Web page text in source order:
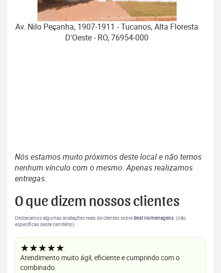
Av. Nilo Peçanha, 1907-1911 - Tucanos, Alta Floresta
D'Oeste - RO, 76954-000
Nós estamos muito próximos deste local e não temos
nenhum vínculo com o mesmo. Apenas realizamos
entregas.
O que dizem nossos clientes
Destacamos algumas avaliações reais de clientes sobre Best Homenagens. (não
específicas deste cemitério).
★★★★★
Atendimento muito ágil, eficiente e cumprindo com o
combinado.